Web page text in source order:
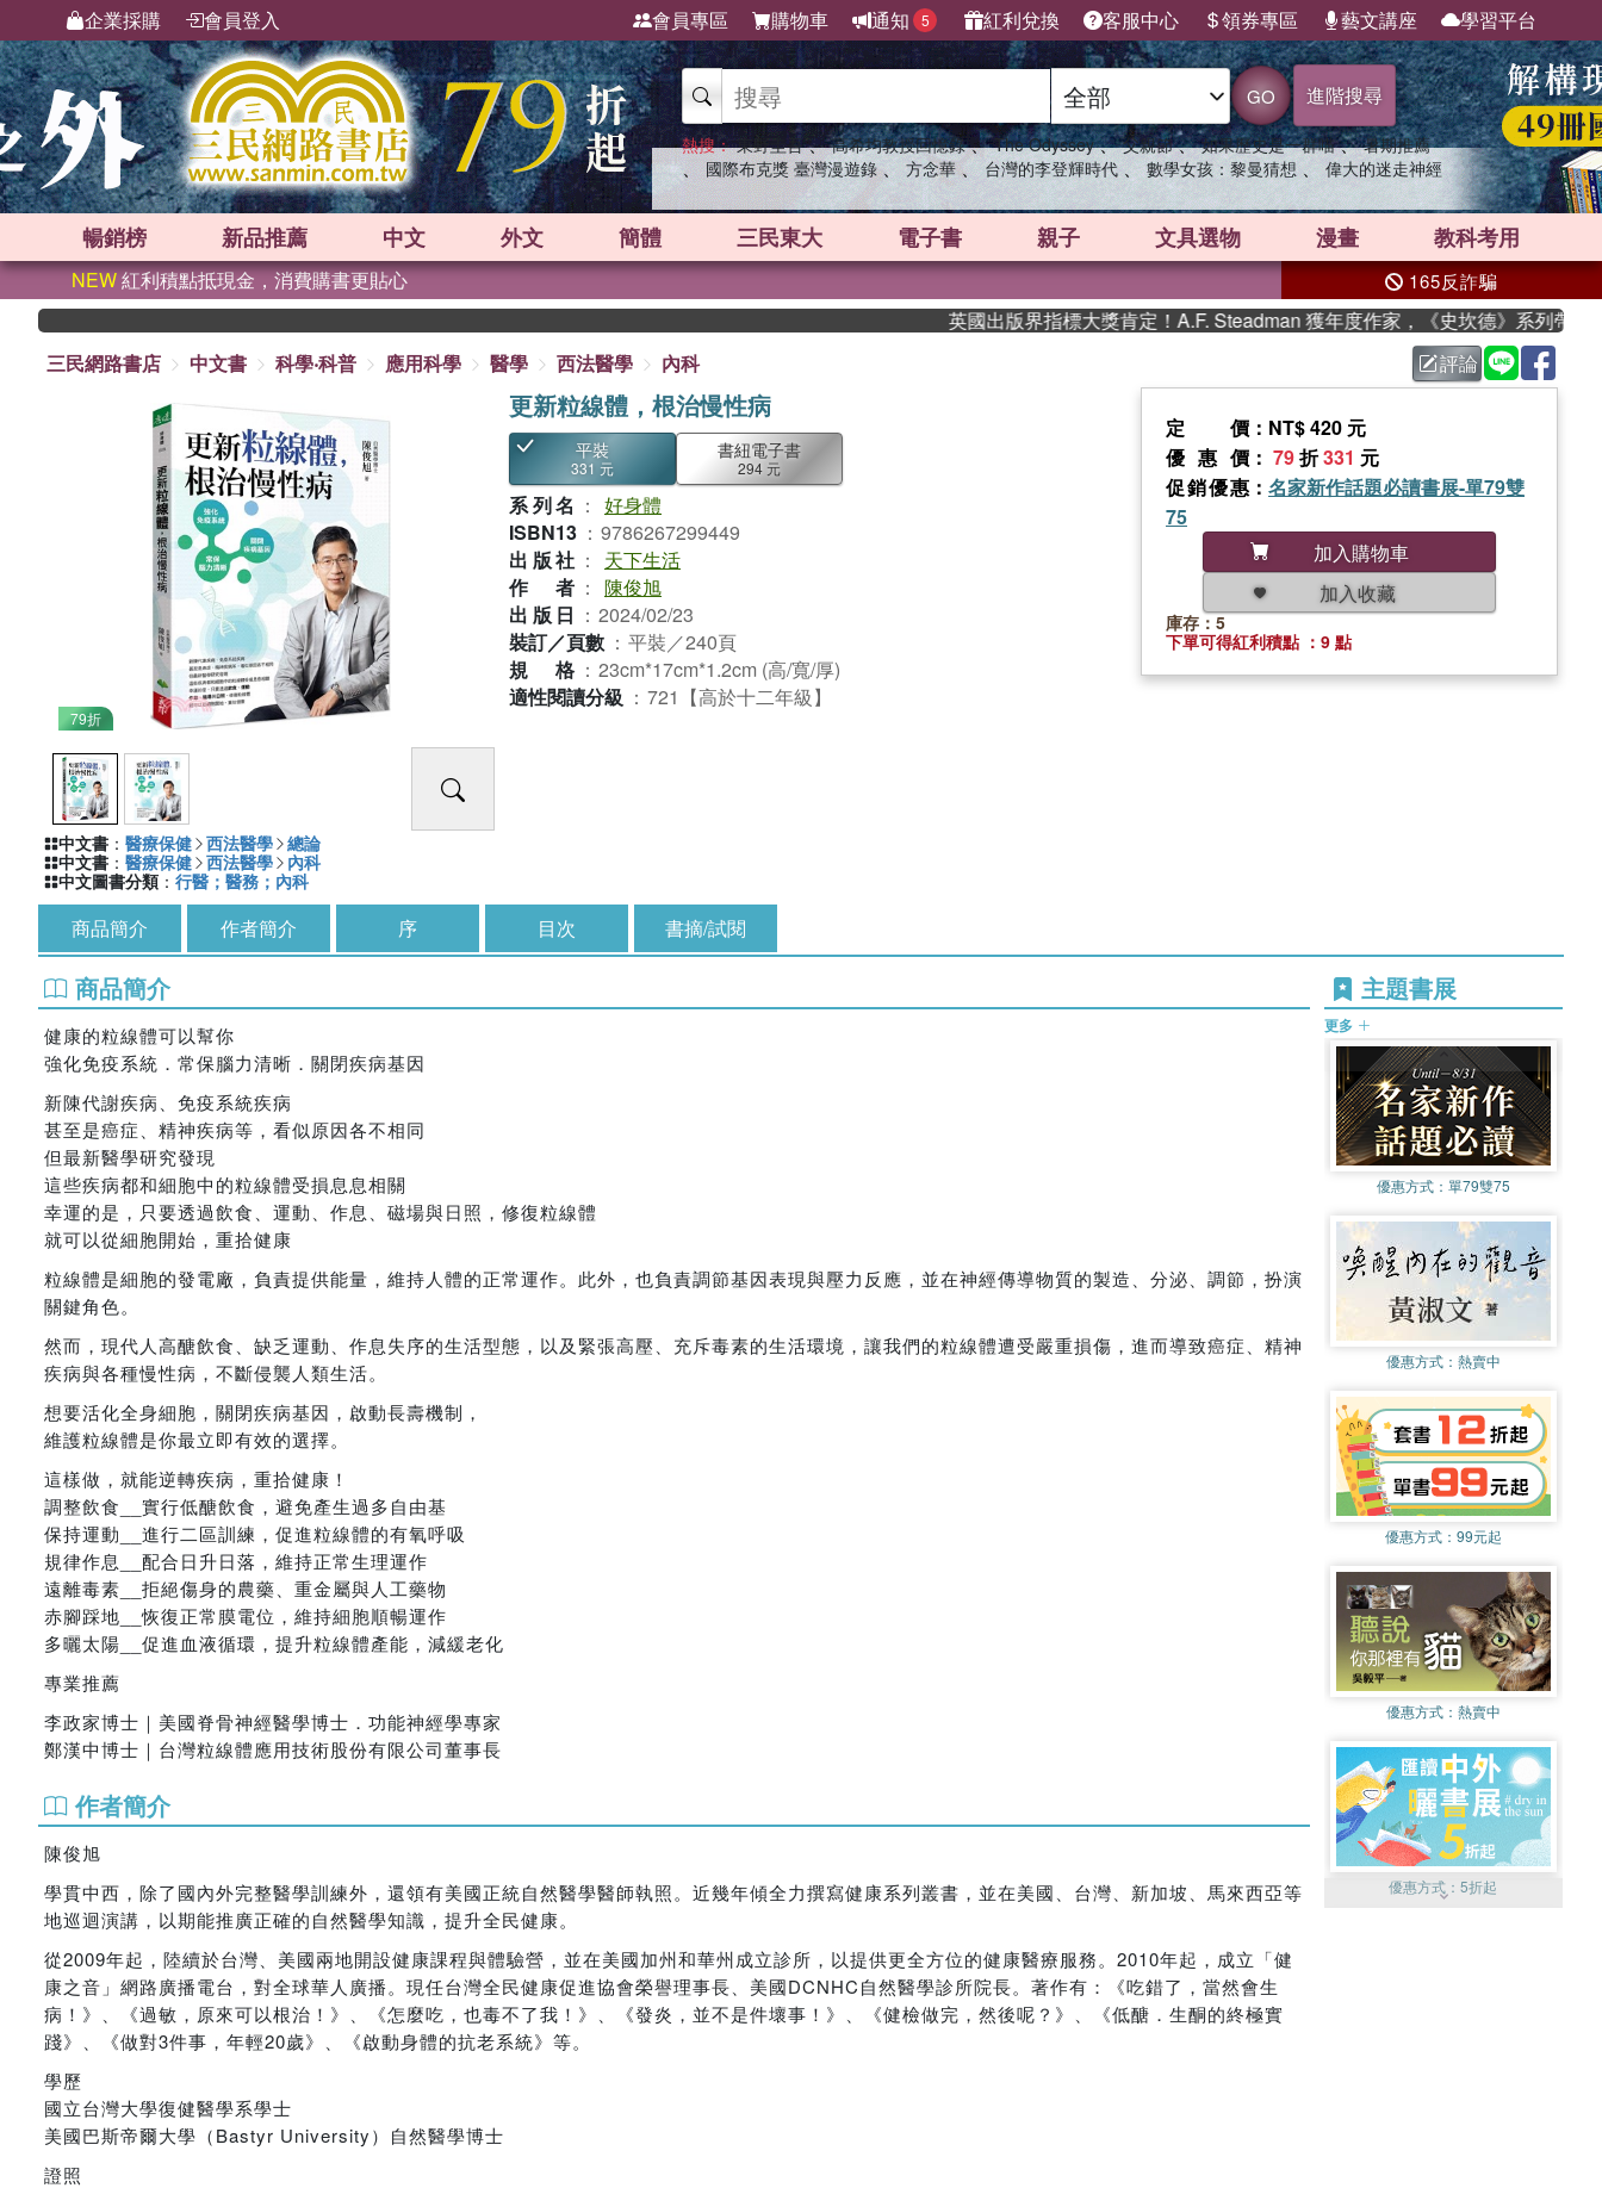
企業採購 會員登入 會員專區 購物車 通知 5 紅利兌換 客服中心 領券專區 藝文講座 學習平台
GO 進階搜尋
熱搜： 東野圭吾 、 高希均教授回憶錄 、 The Odyssey 、 父親節 、 如果歷史是一群喵 、 暑期推薦
、 國際布克獎 臺灣漫遊錄 、 方念華 、 台灣的李登輝時代 、 數學女孩：黎曼猜想 、 偉大的迷走神經
暢銷榜 新品推薦 中文 外文 簡體 三民東大 電子書 親子 文具選物 漫畫 教科考用
NEW紅利積點抵現金，消費購書更貼心 165反詐騙
英國出版界指標大獎肯定！A.F. Steadman 獲年度作家，《史坎德》系列帶你踏上熱血奇
三民網路書店
中文書 科學‧科普 應用科學 醫學 西法醫學 內科 評論
79折
更新粒線體，根治慢性病
平裝
331 元
書紐電子書
294 元
系列名 ： 好身體
ISBN13 ： 9786267299449
出版社 ：
天下生活
作者 ： 陳俊旭
出版日 ： 2024/02/23
裝訂／頁數 ： 平裝／240頁
規格 ： 23cm*17cm*1.2cm (高/寬/厚)
適性閱讀分級 ： 721【高於十二年級】
定價 ：NT$ 420 元
優惠價 ： 79折331 元
促銷優惠 ： 名家新作話題必讀書展-單79雙
75
加入購物車
加入收藏
庫存：5
下單可得紅利積點 ：9 點
中文書 ： 醫療保健 西法醫學 總論
中文書 ： 醫療保健 西法醫學
內科
中文圖書分類 ： 行醫；醫務；內科
商品簡介 作者簡介 序 目次 書摘/試閱
商品簡介
健康的粒線體可以幫你
強化免疫系統．常保腦力清晰．關閉疾病基因
新陳代謝疾病、免疫系統疾病
甚至是癌症、精神疾病等，看似原因各不相同
但最新醫學研究發現
這些疾病都和細胞中的粒線體受損息息相關
幸運的是，只要透過飲食、運動、作息、磁場與日照，修復粒線體
就可以從細胞開始，重拾健康
粒線體是細胞的發電廠，負責提供能量，維持人體的正常運作。此外，也負責調節基因表現與壓力反應，並在神經傳導物質的製造、分泌、調節，扮演
關鍵角色。
然而，現代人高醣飲食、缺乏運動、作息失序的生活型態，以及緊張高壓、充斥毒素的生活環境，讓我們的粒線體遭受嚴重損傷，進而導致癌症、精神
疾病與各種慢性病，不斷侵襲人類生活。
想要活化全身細胞，關閉疾病基因，啟動長壽機制，
維護粒線體是你最立即有效的選擇。
這樣做，就能逆轉疾病，重拾健康！
調整飲食__實行低醣飲食，避免產生過多自由基
保持運動__進行二區訓練，促進粒線體的有氧呼吸
規律作息__配合日升日落，維持正常生理運作
遠離毒素__拒絕傷身的農藥、重金屬與人工藥物
赤腳踩地__恢復正常膜電位，維持細胞順暢運作
多曬太陽__促進血液循環，提升粒線體產能，減緩老化
專業推薦
李政家博士｜美國脊骨神經醫學博士．功能神經學專家
鄭漢中博士｜台灣粒線體應用技術股份有限公司董事長
作者簡介
陳俊旭
學貫中西，除了國內外完整醫學訓練外，還領有美國正統自然醫學醫師執照。近幾年傾全力撰寫健康系列叢書，並在美國、台灣、新加坡、馬來西亞等
地巡迴演講，以期能推廣正確的自然醫學知識，提升全民健康。
從2009年起，陸續於台灣、美國兩地開設健康課程與體驗營，並在美國加州和華州成立診所，以提供更全方位的健康醫療服務。2010年起，成立「健
康之音」網路廣播電台，對全球華人廣播。現任台灣全民健康促進協會榮譽理事長、美國DCNHC自然醫學診所院長。著作有：《吃錯了，當然會生
病！》、《過敏，原來可以根治！》、《怎麼吃，也毒不了我！》、《發炎，並不是件壞事！》、《健檢做完，然後呢？》、《低醣．生酮的終極實
踐》、《做對3件事，年輕20歲》、《啟動身體的抗老系統》等。
學歷
國立台灣大學復健醫學系學士
美國巴斯帝爾大學（Bastyr University）自然醫學博士
證照
主題書展
更多
優惠方式： 單79雙75
優惠方式： 熱賣中
優惠方式： 99元起
優惠方式： 熱賣中
優惠方式：5折起